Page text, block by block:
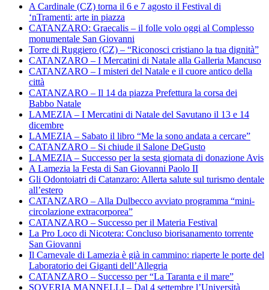
A Cardinale (CZ) torna il 6 e 7 agosto il Festival di
‘nTramenti: arte in piazza
CATANZARO: Graecalis – il folle volo oggi al Complesso
monumentale San Giovanni
Torre di Ruggiero (CZ) – “Riconosci cristiano la tua dignità”
CATANZARO – I Mercatini di Natale alla Galleria Mancuso
CATANZARO – I misteri del Natale e il cuore antico della
città
CATANZARO – Il 14 da piazza Prefettura la corsa dei
Babbo Natale
LAMEZIA – I Mercatini di Natale del Savutano il 13 e 14
dicembre
LAMEZIA – Sabato il libro “Me la sono andata a cercare”
CATANZARO – Si chiude il Salone DeGusto
LAMEZIA – Successo per la sesta giornata di donazione Avis
A Lamezia la Festa di San Giovanni Paolo II
Gli Odontoiatri di Catanzaro: Allerta salute sul turismo dentale
all’estero
CATANZARO – Alla Dulbecco avviato programma “mini-
circolazione extracorporea”
CATANZARO – Successo per il Materia Festival
La Pro Loco di Nicotera: Concluso biorisanamento torrente
San Giovanni
Il Carnevale di Lamezia è già in cammino: riaperte le porte del
Laboratorio dei Giganti dell’Allegria
CATANZARO – Successo per “La Taranta e il mare”
SOVERIA MANNELLI – Dal 4 settembre l’Università